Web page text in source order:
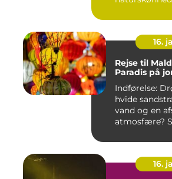
16.
Rejse til
Paradis på
Indførelse: Drømmer du om
hvide
vand og en
atmosfære?
16.